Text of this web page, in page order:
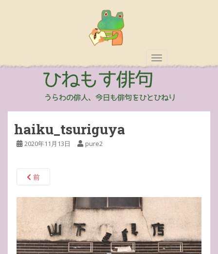
TOGGLE
haiku_tsuriguya
2020年11月13日 pure2
前